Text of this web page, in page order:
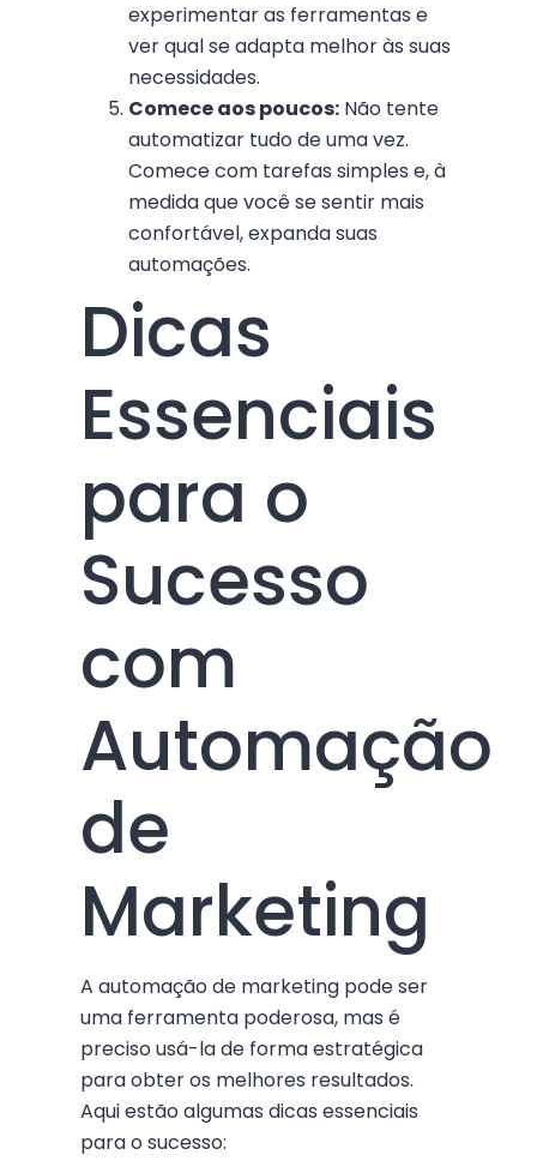
experimentar as ferramentas e
ver qual se adapta melhor às suas
necessidades.
Comece aos poucos: Não tente
automatizar tudo de uma vez.
Comece com tarefas simples e, à
medida que você se sentir mais
confortável, expanda suas
automações.
Dicas
Essenciais
para o
Sucesso
com
Automação
de
Marketing
A automação de marketing pode ser
uma ferramenta poderosa, mas é
preciso usá-la de forma estratégica
para obter os melhores resultados.
Aqui estão algumas dicas essenciais
para o sucesso: